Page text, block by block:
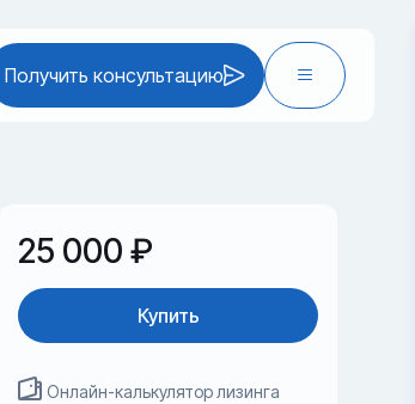
Получить консультацию
25 000 ₽
Купить
Онлайн-калькулятор лизинга